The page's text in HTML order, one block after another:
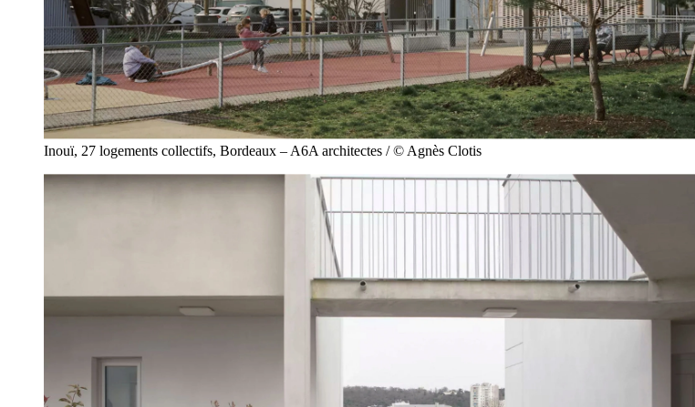
Inouï, 27 logements collectifs, Bordeaux – A6A architectes / © Agnès Clotis